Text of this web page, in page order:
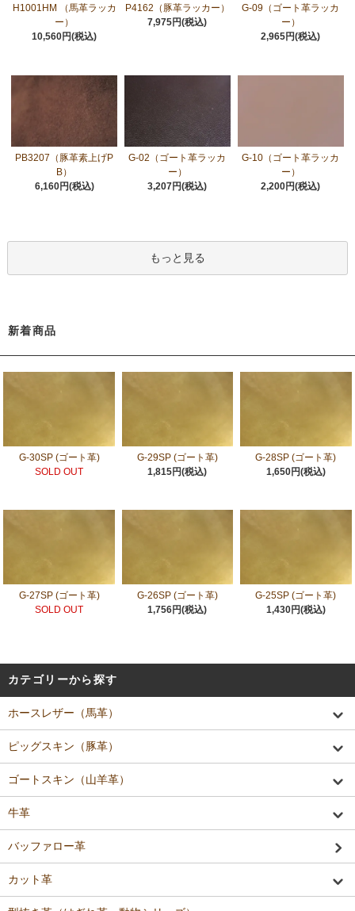
H1001HM （馬革ラッカ
ー）
10,560円(税込)
P4162（豚革ラッカー）
7,975円(税込)
G-09（ゴート革ラッカ
ー）
2,965円(税込)
PB3207（豚革素上げP
B）
6,160円(税込)
G-02（ゴート革ラッカ
ー）
3,207円(税込)
G-10（ゴート革ラッカ
ー）
2,200円(税込)
もっと見る
新着商品
G-30SP (ゴート革)
SOLD OUT
G-29SP (ゴート革)
1,815円(税込)
G-28SP (ゴート革)
1,650円(税込)
G-27SP (ゴート革)
SOLD OUT
G-26SP (ゴート革)
1,756円(税込)
G-25SP (ゴート革)
1,430円(税込)
カテゴリーから探す
ホースレザー（馬革）
ピッグスキン（豚革）
ゴートスキン（山羊革）
牛革
バッファロー革
カット革